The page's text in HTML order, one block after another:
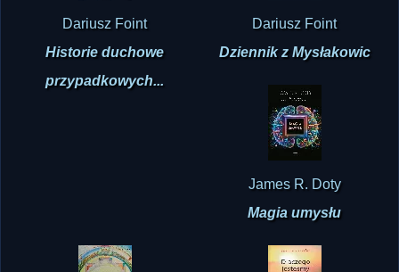
Dariusz Foint
Historie duchowe
przypadkowych...
Dariusz Foint
Dziennik z Mysłakowic
James R. Doty
Magia umysłu